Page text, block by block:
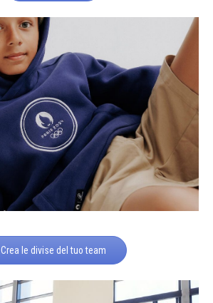
Crea le divise del tuo team